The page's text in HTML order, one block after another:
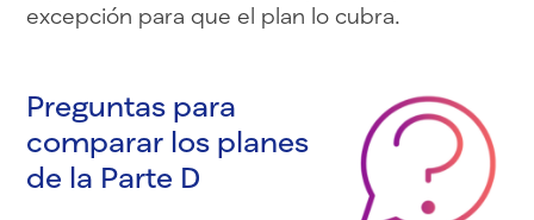
excepción para que el plan lo cubra.
Preguntas para
comparar los planes
de la Parte D